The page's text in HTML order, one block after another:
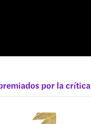
por la crítica